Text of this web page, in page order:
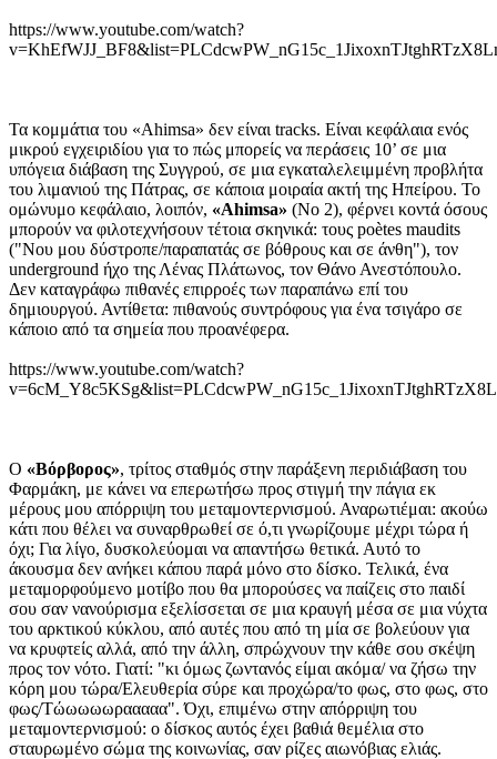
https://www.youtube.com/watch?
Τα κομμάτια του «Ahimsa» δεν είναι tracks. Είναι κεφάλαια ενός
μικρού εγχειριδίου για το πώς μπορείς να περάσεις 10’ σε μια
υπόγεια διάβαση της Συγγρού, σε μια εγκαταλελειμμένη προβλήτα
του λιμανιού της Πάτρας, σε κάποια μοιραία ακτή της Ηπείρου. Το
ομώνυμο κεφάλαιο, λοιπόν, «Ahimsa» (No 2), φέρνει κοντά όσους
μπορούν να φιλοτεχνήσουν τέτοια σκηνικά: τους poètes maudits
("Νου μου δύστροπε/παραπατάς σε βόθρους και σε άνθη"), τον
underground ήχο της Λένας Πλάτωνος, τον Θάνο Ανεστόπουλο.
Δεν καταγράφω πιθανές επιρροές των παραπάνω επί του
δημιουργού. Αντίθετα: πιθανούς συντρόφους για ένα τσιγάρο σε
κάποιο από τα σημεία που προανέφερα.
https://www.youtube.com/watch?
Ο «Βόρβορος», τρίτος σταθμός στην παράξενη περιδιάβαση του
Φαρμάκη, με κάνει να επερωτήσω προς στιγμή την πάγια εκ
μέρους μου απόρριψη του μεταμοντερνισμού. Αναρωτιέμαι: ακούω
κάτι που θέλει να συναρθρωθεί σε ό,τι γνωρίζουμε μέχρι τώρα ή
όχι; Για λίγο, δυσκολεύομαι να απαντήσω θετικά. Αυτό το
άκουσμα δεν ανήκει κάπου παρά μόνο στο δίσκο. Τελικά, ένα
μεταμορφούμενο μοτίβο που θα μπορούσες να παίζεις στο παιδί
σου σαν νανούρισμα εξελίσσεται σε μια κραυγή μέσα σε μια νύχτα
του αρκτικού κύκλου, από αυτές που από τη μία σε βολεύουν για
να κρυφτείς αλλά, από την άλλη, σπρώχνουν την κάθε σου σκέψη
προς τον νότο. Γιατί: "κι όμως ζωντανός είμαι ακόμα/ να ζήσω την
κόρη μου τώρα/Ελευθερία σύρε και προχώρα/το φως, στο φως, στο
φως/Τώωωωωρααααα". Όχι, επιμένω στην απόρριψη του
μεταμοντερνισμού: ο δίσκος αυτός έχει βαθιά θεμέλια στο
σταυρωμένο σώμα της κοινωνίας, σαν ρίζες αιωνόβιας ελιάς.